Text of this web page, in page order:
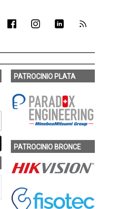
PATROCINIO PLATA
PATROCINIO BRONCE